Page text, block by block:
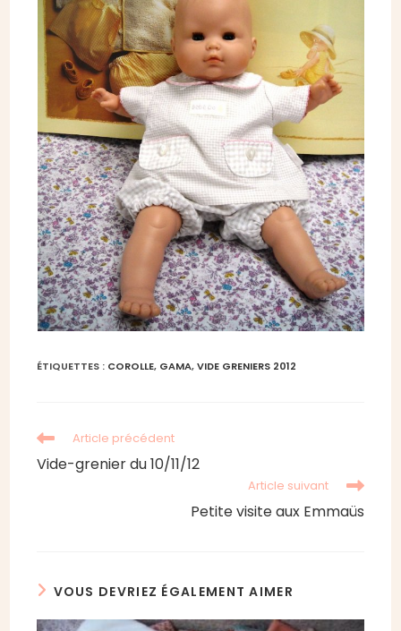
ÉTIQUETTES : COROLLE, GAMA, VIDE GRENIERS 2012
Read
more
articles
Article précédent
Vide-grenier du 10/11/12
Article suivant
Petite visite aux Emmaüs
VOUS DEVRIEZ ÉGALEMENT AIMER